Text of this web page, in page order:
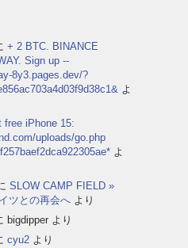
+ 2 BTC. BINANCE
Sign up --
8y3.pages.dev/?
よ
free iPhone 15:
uploads/go.php
よ
SLOW CAMP FIELD »
ツとの再会へ より
bigdipper より
cyu2 より